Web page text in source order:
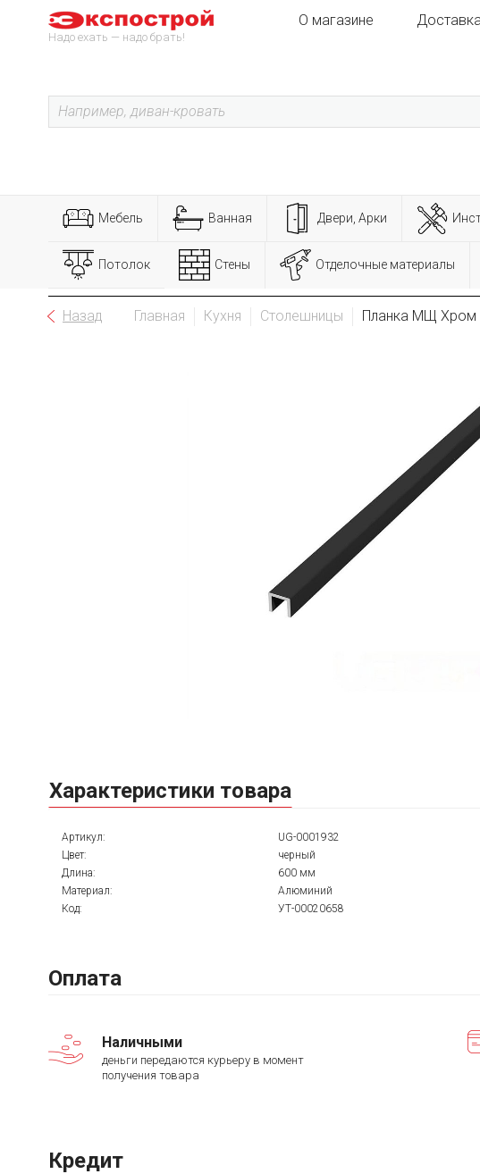
Надо ехать — надо брать!
О магазине
Мебель Ванная Двери, Арки
Потолок Стены Отделочные материалы
Назад Главная Кухня Столешницы Планка МЩ Хром
Характеристики товара
Артикул:
UG-0001932
Цвет:
черный
Длина:
600 мм
Материал:
Алюминий
Код:
УТ-00020658
Оплата
Наличными
деньги передаются курьеру в момент
получения товара
Кредит